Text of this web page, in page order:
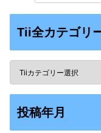
Tii全カテゴリ
投稿年月